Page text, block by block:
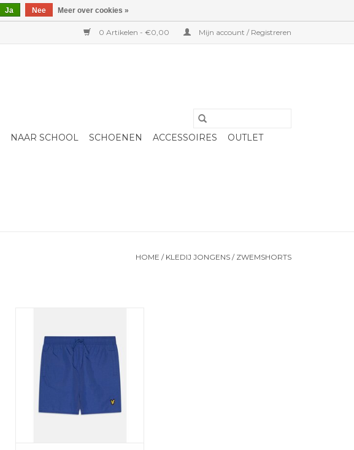
0 Artikelen - €0,00 Mijn account / Registreren
NAAR SCHOOL SCHOENEN ACCESSOIRES
OUTLET
HOME / KLEDIJ JONGENS / ZWEMSHORTS
met trekkoord en mesh voering
voor optimaal comfort.
Ja Nee Meer over cookies »